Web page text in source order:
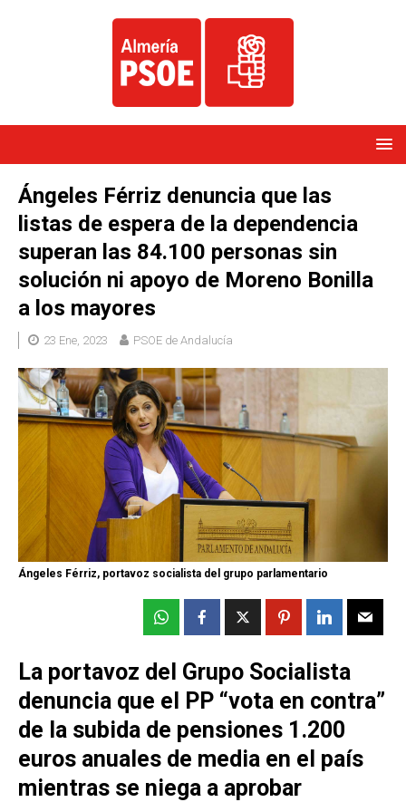
Ángeles Férriz denuncia que las
listas de espera de la dependencia
superan las 84.100 personas sin
solución ni apoyo de Moreno Bonilla
a los mayores
23 Ene, 2023 PSOE de Andalucía
Ángeles Férriz, portavoz socialista del grupo parlamentario
La portavoz del Grupo Socialista
denuncia que el PP “vota en contra”
de la subida de pensiones 1.200
euros anuales de media en el país
mientras se niega a aprobar